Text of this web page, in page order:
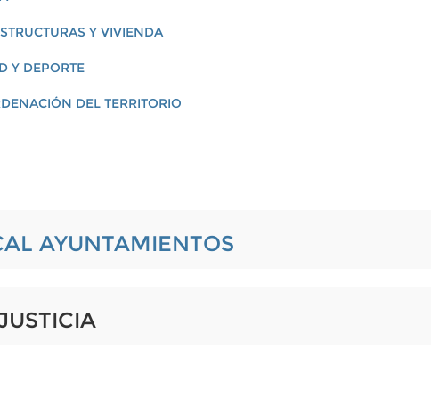
Y VIVIENDA
Y DEPORTE
DEL TERRITORIO
AYUNTAMIENTOS